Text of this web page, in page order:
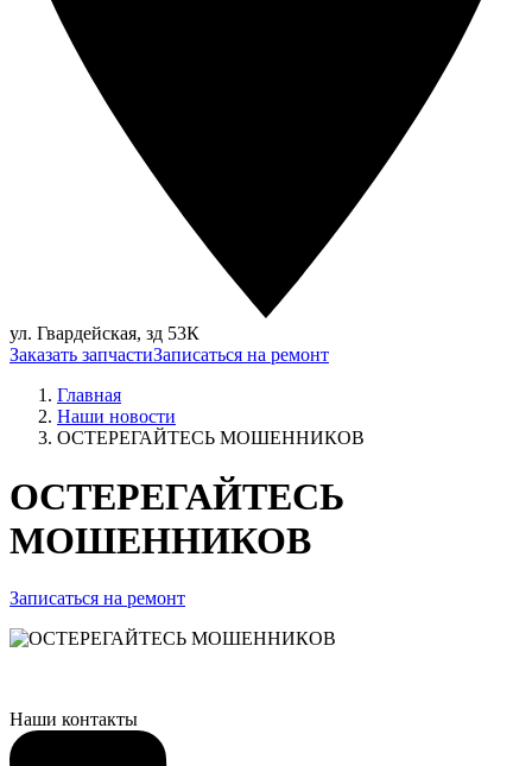
ул. Гвардейская, зд 53К
Заказать запчастиЗаписаться на ремонт
Главная
Наши новости
ОСТЕРЕГАЙТЕСЬ МОШЕННИКОВ
ОСТЕРЕГАЙТЕСЬ
МОШЕННИКОВ
Записаться на ремонт
Наши контакты